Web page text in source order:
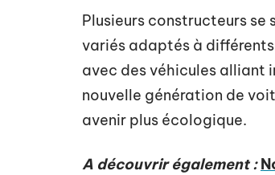
Plusieurs constructeurs
variés adaptés à
avec des véhicules
nouvelle génération de
avenir plus écologique.
A découvrir également :